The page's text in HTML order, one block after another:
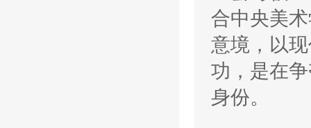
合中央美
意境，以
功，是在
身份。